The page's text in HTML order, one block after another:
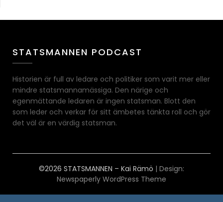
STATSMANNEN PODCAST
Historien är full av ledare och politiker som varit mer eller
mindre statsmannamässiga. Den närige och
egenmättande ledaren är ingen statsman. Blott den
som leder och verkar för sitt ämbetes tänkta roll och gör
det väl är en värdig statsman.
©2026 STATSMANNEN – Kai Rämö | Design:
Newspaperly WordPress Theme